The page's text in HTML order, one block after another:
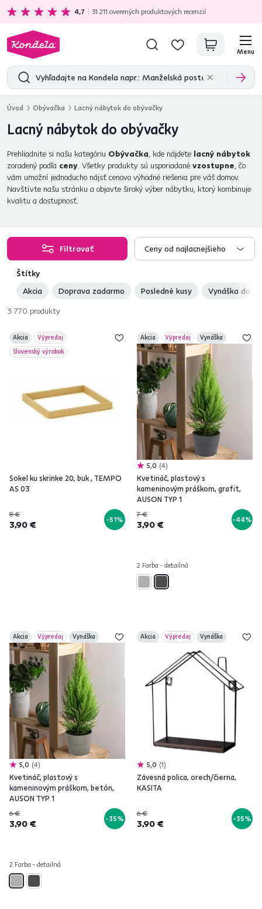
Ekologická doprava zadarmo nad 199 €
4,7 31 211 overených produktových recenzií
Menu
Úvod Obývačka Lacný nábytok do obývačky
Lacný nábytok do obývačky
Prehliadnite si našu kategóriu Obývačka, kde nájdete lacný nábytok
zoradený podľa ceny. Všetky produkty sú usporiadané vzostupne, čo
vám umožní jednoducho nájsť cenovo výhodné riešenia pre váš domov.
Navštívte našu stránku a objavte široký výber nábytku, ktorý kombinuje
kvalitu a dostupnosť.
Filtrovať Ceny od najlacnejšieho
Štítky
Akcia
Doprava zadarmo Posledné kusy
Vynáška do
3 770 produkty
Akcia
Výpredaj
Slovenský výrobok
Sokel ku skrinke 20, buk , TEMPO
AS 03
8 €
3,90 € -51%
Akcia Výpredaj Vynáška
5,0 4
Kvetináč, plastový s
kameninovým práškom, grafit,
AUSON TYP 1
7 €
3,90 € -44%
2 Farba - detailná
Akcia Výpredaj Vynáška
5,0 4
Kvetináč, plastový s
kameninovým práškom, betón,
AUSON TYP 1
6 €
3,90 € -35%
2 Farba - detailná
Akcia Výpredaj Vynáška
5,0 1
Závesná polica, orech/čierna,
KASITA
6 €
3,90 € -35%